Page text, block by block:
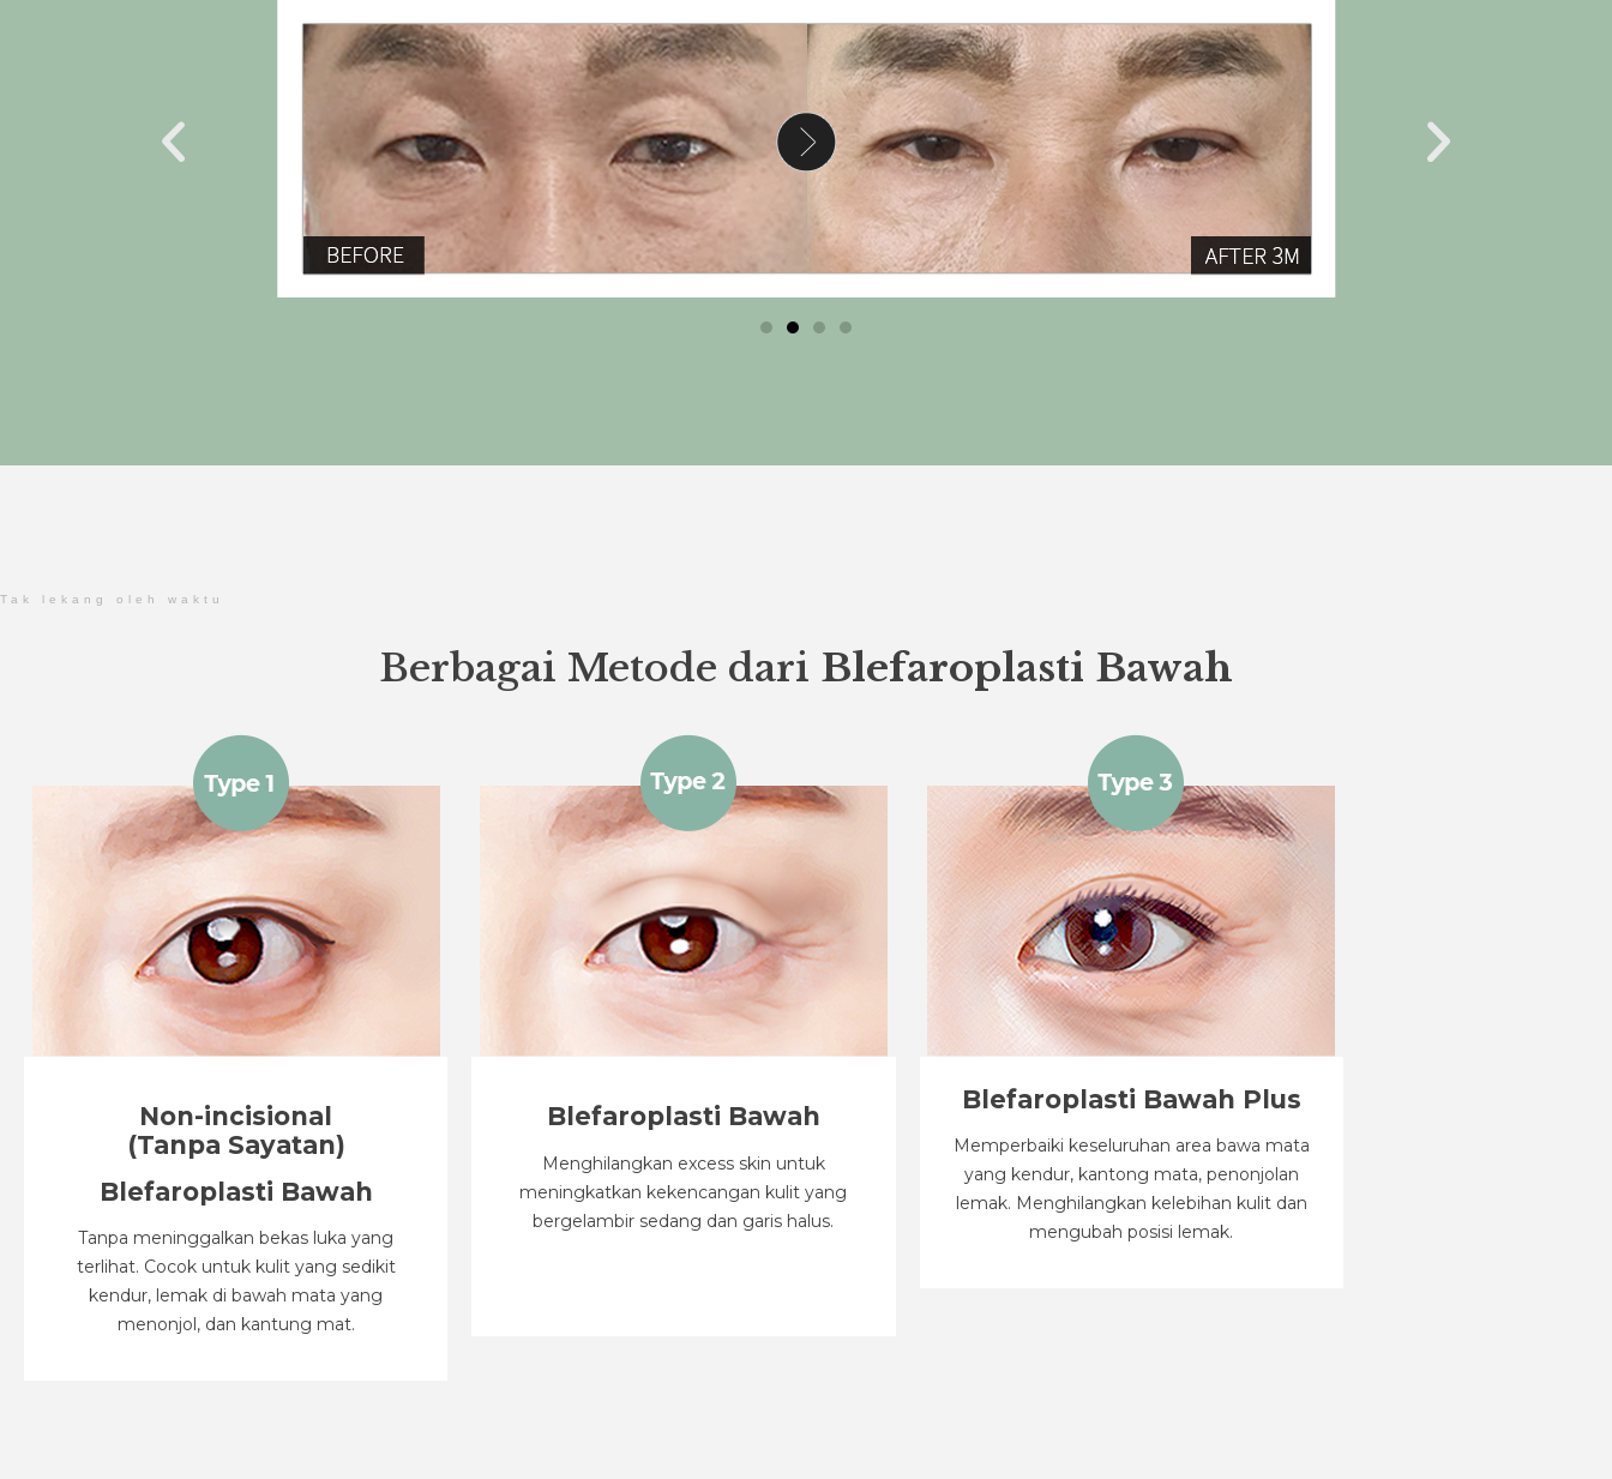
Tak lekang oleh waktu
Berbagai Metode dari Blefaroplasti Bawah
Non-incisional
(Tanpa Sayatan)
Blefaroplasti Bawah
Tanpa meninggalkan bekas luka yang
terlihat. Cocok untuk kulit yang sedikit
kendur, lemak di bawah mata yang
menonjol, dan kantung mat.
Blefaroplasti Bawah
Menghilangkan excess skin untuk
meningkatkan kekencangan kulit yang
bergelambir sedang dan garis halus.
Blefaroplasti Bawah Plus
Memperbaiki keseluruhan area bawa mata
yang kendur, kantong mata, penonjolan
lemak. Menghilangkan kelebihan kulit dan
mengubah posisi lemak.